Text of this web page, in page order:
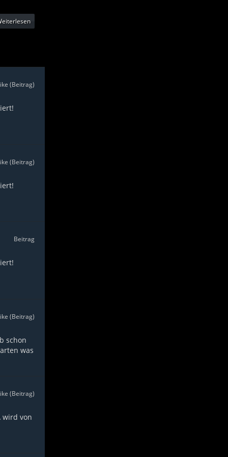
(Beitrag)
(Beitrag)
Beitrag
(Beitrag)
schon
was
(Beitrag)
wird von